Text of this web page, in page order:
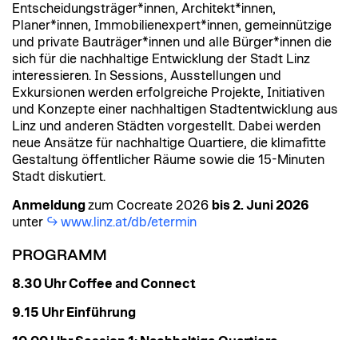
Entscheidungsträger*innen, Architekt*innen,
Planer*innen, Immobilienexpert*innen, gemeinnützige
und private Bauträger*innen und alle Bürger*innen die
sich für die nachhaltige Entwicklung der Stadt Linz
interessieren. In Sessions, Ausstellungen und
Exkursionen werden erfolgreiche Projekte, Initiativen
und Konzepte einer nachhaltigen Stadtentwicklung aus
Linz und anderen Städten vorgestellt. Dabei werden
neue Ansätze für nachhaltige Quartiere, die klimafitte
Gestaltung öffentlicher Räume sowie die 15-Minuten
Stadt diskutiert.
Anmeldungzum Cocreate 2026 bis 2. Juni 2026
unter
www.linz.at/db/etermin
PROGRAMM
8.30 Uhr Coffee and Connect
9.15 Uhr Einführung